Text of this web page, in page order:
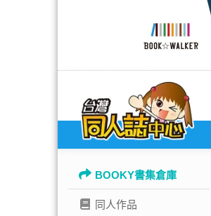
BOOKY書集倉庫
同人作品